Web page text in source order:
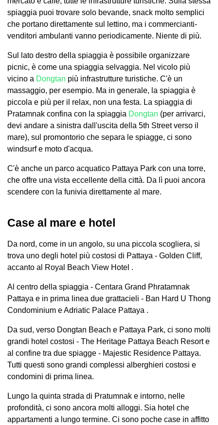
spiaggia puoi trovare solo bevande, snack molto semplici
che portano direttamente sul lettino, ma i commercianti-
venditori ambulanti vanno periodicamente. Niente di più.
Sul lato destro della spiaggia è possibile organizzare
picnic, è come una spiaggia selvaggia. Nel vicolo più
vicino a Dongtan più infrastrutture turistiche. C'è un
massaggio, per esempio. Ma in generale, la spiaggia è
piccola e più per il relax, non una festa. La spiaggia di
Pratamnak confina con la spiaggia Dongtan (per arrivarci,
devi andare a sinistra dall'uscita della 5th Street verso il
mare), sul promontorio che separa le spiagge, ci sono
windsurf e moto d'acqua.
C'è anche un parco acquatico Pattaya Park con una torre,
che offre una vista eccellente della città. Da lì puoi ancora
scendere con la funivia direttamente al mare.
Case al mare e hotel
Da nord, come in un angolo, su una piccola scogliera, si
trova uno degli hotel più costosi di Pattaya - Golden Cliff,
accanto al Royal Beach View Hotel .
Al centro della spiaggia - Centara Grand Phratamnak
Pattaya e in prima linea due grattacieli - Ban Hard U Thong
Condominium e Adriatic Palace Pattaya .
Da sud, verso Dongtan Beach e Pattaya Park, ci sono molti
grandi hotel costosi - The Heritage Pattaya Beach Resort e
al confine tra due spiagge - Majestic Residence Pattaya.
Tutti questi sono grandi complessi alberghieri costosi e
condomini di prima linea.
Lungo la quinta strada di Pratumnak e intorno, nelle
profondità, ci sono ancora molti alloggi. Sia hotel che
appartamenti a lungo termine. Ci sono poche case in affitto